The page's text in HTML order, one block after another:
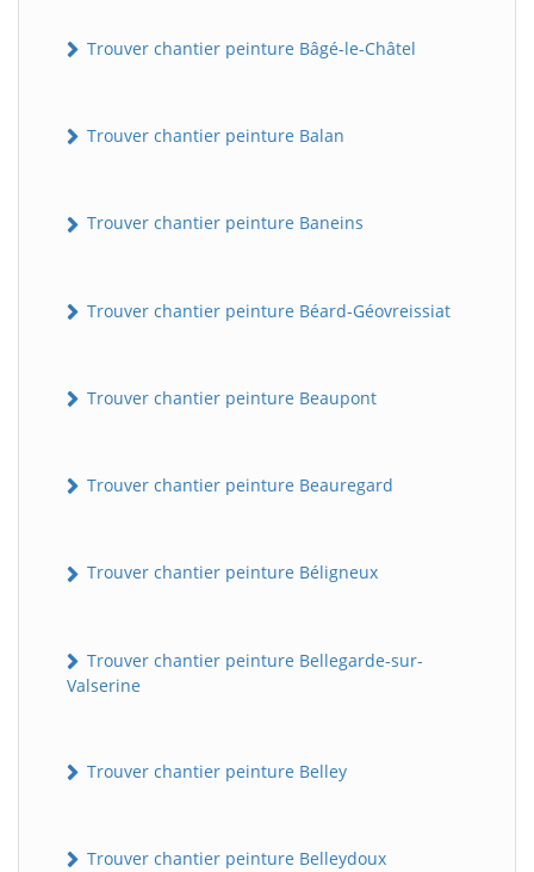
Trouver chantier peinture Bâgé-le-Châtel
Trouver chantier peinture Balan
Trouver chantier peinture Baneins
Trouver chantier peinture Béard-Géovreissiat
Trouver chantier peinture Beaupont
Trouver chantier peinture Beauregard
Trouver chantier peinture Béligneux
Trouver chantier peinture Bellegarde-sur-
Valserine
Trouver chantier peinture Belley
Trouver chantier peinture Belleydoux